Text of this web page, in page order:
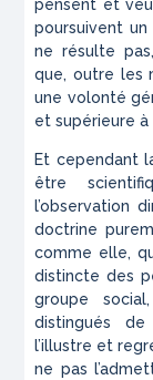
pensent et
poursuivent
ne résulte
que, outre les
une volonté
et supérieure à
Et cependant
être
l’observation
doctrine
comme elle,
distincte des
groupe
distingués
l’illustre et
ne pas